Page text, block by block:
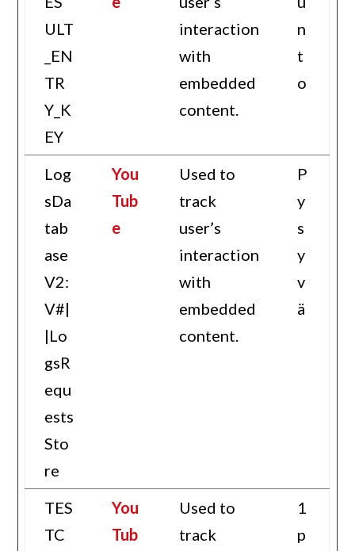
ULT
_EN
TR
Y_K
EY
interaction
with
embedded
content.
n
t
o
Log
sDa
tab
ase
V2:
V#|
|Lo
gsR
equ
ests
Sto
re
You
Tub
e
Used to
track
user’s
interaction
with
embedded
content.
P
y
s
y
v
ä
TES
TC
You
Tub
Used to
track
1
p